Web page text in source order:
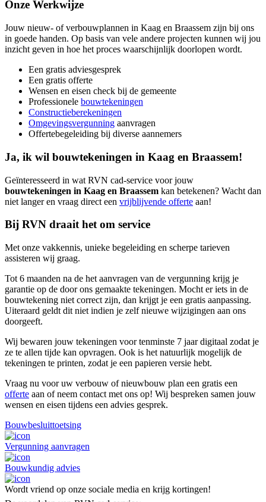
Onze Werkwijze
Jouw nieuw- of verbouwplannen in Kaag en Braassem zijn bij ons
in goede handen. Op basis van vele andere projecten kunnen wij jou
inzicht geven in hoe het proces waarschijnlijk doorlopen wordt.
Een gratis adviesgesprek
Een gratis offerte
Wensen en eisen check bij de gemeente
Professionele bouwtekeningen
Constructieberekeningen
Omgevingsvergunning aanvragen
Offertebegeleiding bij diverse aannemers
Ja, ik wil bouwtekeningen in Kaag en Braassem!
Geïnteresseerd in wat RVN cad-service voor jouw
bouwtekeningen in Kaag en Braassem kan betekenen? Wacht dan
niet langer en vraag direct een vrijblijvende offerte aan!
Bij RVN draait het om service
Met onze vakkennis, unieke begeleiding en scherpe tarieven
assisteren wij graag.
Tot 6 maanden na de het aanvragen van de vergunning krijg je
garantie op de door ons gemaakte tekeningen. Mocht er iets in de
bouwtekening niet correct zijn, dan krijgt je een gratis aanpassing.
Uiteraard geldt dit niet indien je zelf nieuwe wijzigingen aan ons
doorgeeft.
Wij bewaren jouw tekeningen voor tenminste 7 jaar digitaal zodat je
ze te allen tijde kan opvragen. Ook is het natuurlijk mogelijk de
tekeningen te printen, zodat je een papieren versie hebt.
Vraag nu voor uw verbouw of nieuwbouw plan een gratis een
offerte aan of neem contact met ons op! Wij bespreken samen jouw
wensen en eisen tijdens een advies gesprek.
Bouwbesluittoetsing
Vergunning aanvragen
Bouwkundig advies
Wordt vriend op onze sociale media en krijg kortingen!